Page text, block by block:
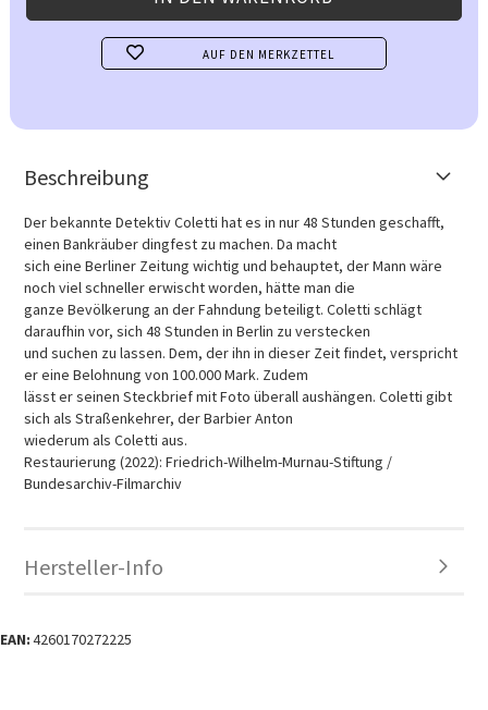
AUF DEN MERKZETTEL
Beschreibung
Der bekannte Detektiv Coletti hat es in nur 48 Stunden geschafft,
einen Bankräuber dingfest zu machen. Da macht
sich eine Berliner Zeitung wichtig und behauptet, der Mann wäre
noch viel schneller erwischt worden, hätte man die
ganze Bevölkerung an der Fahndung beteiligt. Coletti schlägt
daraufhin vor, sich 48 Stunden in Berlin zu verstecken
und suchen zu lassen. Dem, der ihn in dieser Zeit findet, verspricht
er eine Belohnung von 100.000 Mark. Zudem
lässt er seinen Steckbrief mit Foto überall aushängen. Coletti gibt
sich als Straßenkehrer, der Barbier Anton
wiederum als Coletti aus.
Restaurierung (2022): Friedrich-Wilhelm-Murnau-Stiftung /
Bundesarchiv-Filmarchiv
Hersteller-Info
EAN:4260170272225